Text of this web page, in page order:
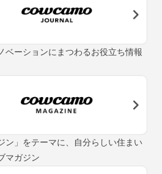
ベーションにまつわるお役立ち情報
ン」をテーマに、自分らしい住まい
マガジン